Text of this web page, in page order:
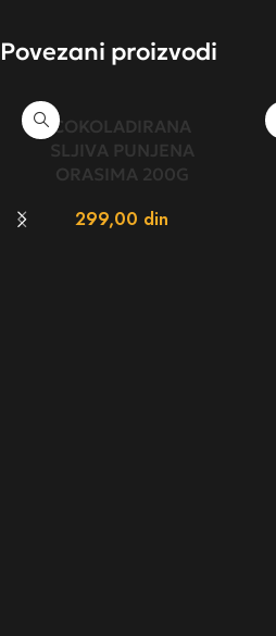
Povezani proizvodi
COKOLADIRANA
SLJIVA PUNJENA
ORASIMA 200G
299,00 din